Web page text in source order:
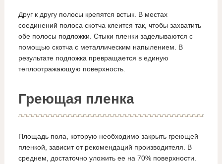
Друг к другу полосы крепятся встык. В местах
соединений полоса скотча клеится так, чтобы захватить
обе полосы подложки. Стыки пленки заделываются с
помощью скотча с металлическим напылением. В
результате подложка превращается в единую
теплоотражающую поверхность.
Греющая пленка
Площадь пола, которую необходимо закрыть греющей
пленкой, зависит от рекомендаций производителя. В
среднем, достаточно уложить ее на 70% поверхности.